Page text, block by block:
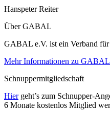
Hanspeter Reiter
Über GABAL
GABAL e.V. ist ein Verband für
Mehr Informationen zu GABAL
Schnuppermitgliedschaft
Hiergeht’s zum Schnupper-
6 Monate kostenlos Mitglied